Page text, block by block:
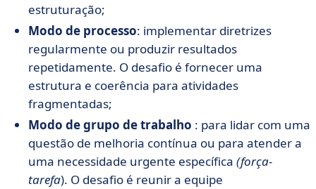
estruturação;
Modo de processo: implementar diretrizes
regularmente ou produzir resultados
repetidamente. O desafio é fornecer uma
estrutura e coerência para atividades
fragmentadas;
Modo de grupo de trabalho : para lidar com uma
questão de melhoria contínua ou para atender a
uma necessidade urgente específica (força-
tarefa). O desafio é reunir a equipe